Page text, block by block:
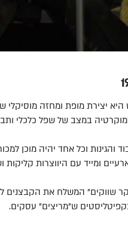
במצב של שפל כלכלי
והגינות וכל אחד יהיה מוכן
ומייד עם היווצרות קליקות
שווקים" המשלח את הקבצנים
כקפיטליסטים ש"מריצים" עסקים.